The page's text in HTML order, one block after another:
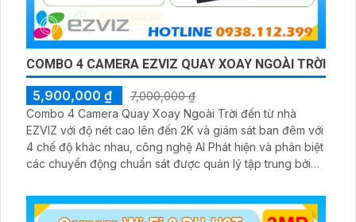
COMBO 4 CAMERA EZVIZ QUAY XOAY NGOÀI TRỜI
5,900,000 ₫
7,000,000 ₫
Combo 4 Camera Quay Xoay Ngoài Trời đến từ nhà
EZVIZ với độ nét cao lên đến 2K và giám sát ban đêm với
4 chế độ khác nhau, công nghệ AI Phát hiện và phân biệt
các chuyển động chuẩn sát được quản lý tập trung bởi